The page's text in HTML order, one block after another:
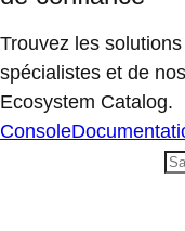
Trouvez les
spécialistes et de
Ecosystem Catalog.
Console